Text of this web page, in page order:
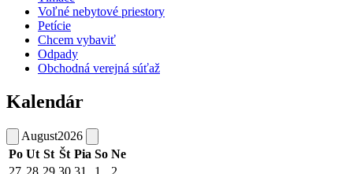
Voľné nebytové priestory
Petície
Chcem vybaviť
Odpady
Obchodná verejná súťaž
Kalendár
August2026
Po Ut St Št Pia So Ne